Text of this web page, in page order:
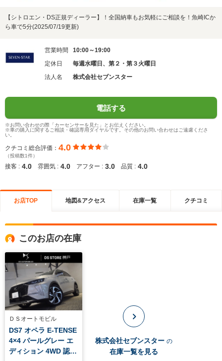
【シトロエン・DS正規ディーラー】！全国納車もお気軽にご相談を！魚崎ICか
ら車で5分(2025/07/19更新)
営業時間
10:00～19:00
定休日
毎週水曜日、第２・第３火曜日
法人名
株式会社セブンスター
電話する
※お問い合わせの際「カーセンサーを見た」とお伝えください。
※車の購入に関するご相談・確認専用ダイヤルです。その他のお問い合わせはご遠慮くださ
い。
クチコミ総合評価： 4.0
（投稿数1件）
接客 : 4.0 雰囲気 : 4.0 アフター : 3.0 品質 : 4.0
お店TOP 地図&アクセス 在庫一覧 クチコミ
このお店の在庫
ＤＳオートモビル
DS7 オペラ E-TENSE
4×4 パールグレー エ
ディション 4WD 認定
株式会社セブンスター の
在庫一覧を見る